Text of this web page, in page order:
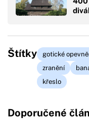
Štítky gotické
zranění
křeslo
Doporučené